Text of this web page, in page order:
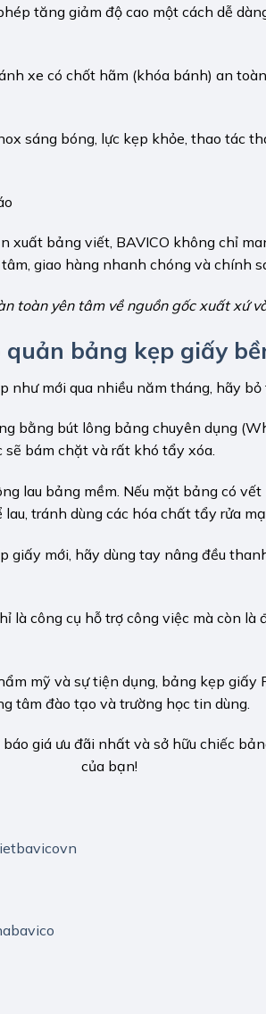
tăng giảm độ cao một cách dễ
xe có chốt hãm (khóa bánh) an
sáng bóng, lực kẹp khỏe, thao tác
xuất bảng viết, BAVICO không chỉ
giao hàng nhanh chóng và chính
toàn yên tâm về nguồn gốc xuất xứ
bảng kẹp giấy
như mới qua nhiều năm tháng, hãy
bằng bút lông bảng chuyên dụng
sẽ bám chặt và rất khó tẩy xóa.
lau bảng mềm. Nếu mặt bảng có
tránh dùng các hóa chất tẩy rửa
mới, hãy dùng tay nâng đều
là công cụ hỗ trợ công việc mà còn
mỹ và sự tiện dụng, bảng kẹp giấy
tâm đào tạo và trường học tin dùng.
giá ưu đãi nhất và sở hữu chiếc
của bạn!